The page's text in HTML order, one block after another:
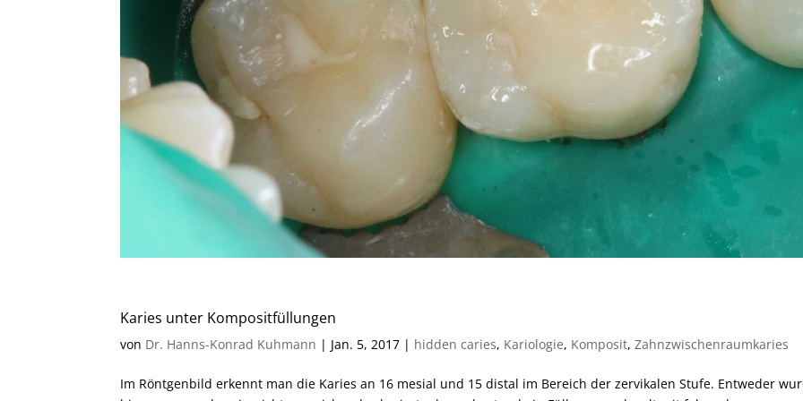
Karies unter Kompositfüllungen
von Dr. Hanns-Konrad Kuhmann | Jan. 5, 2017 | hidden caries, Kariologie, Komposit,Zahnzwischenraumkaries
Im Röntgenbild erkennt man die Karies an 16 mesial und 15 distal im Bereich der zervikalen Stufe. Entweder